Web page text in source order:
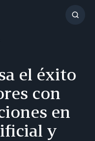
el éxito
con
en
y